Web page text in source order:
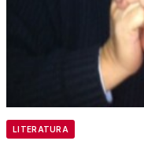
LITERATURA